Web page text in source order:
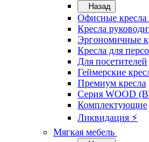
Назад
Офисные кресла
Кресла
Эргономичные
Кресла для
Для посетителей
Геймерские
Премиум кресла
Серия WOOD
Комплектующие
Ликвидация ⚡
Мягкая мебель